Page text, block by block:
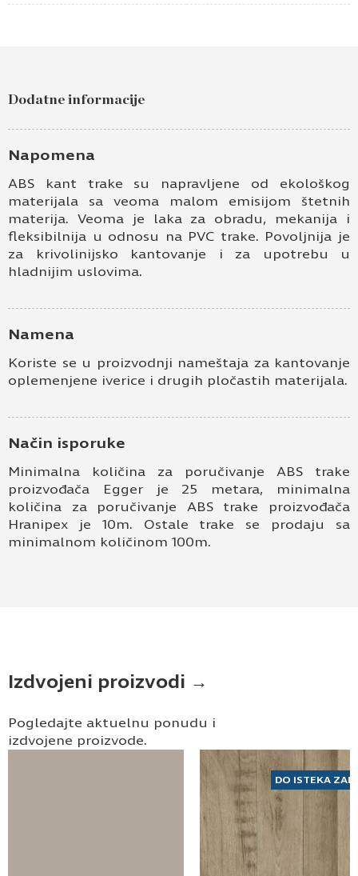
Dodatne informacije
Napomena
ABS kant trake su napravljene od ekološkog
materijala sa veoma malom emisijom štetnih
materija. Veoma je laka za obradu, mekanija i
fleksibilnija u odnosu na PVC trake. Povoljnija je
za krivolinijsko kantovanje i za upotrebu u
hladnijim uslovima.
Namena
Koriste se u proizvodnji nameštaja za kantovanje
oplemenjene iverice i drugih pločastih materijala.
Način isporuke
Minimalna količina za poručivanje ABS trake
proizvođača Egger je 25 metara, minimalna
količina za poručivanje ABS trake proizvođača
Hranipex je 10m. Ostale trake se prodaju sa
minimalnom količinom 100m.
Izdvojeni proizvodi →
Pogledajte aktuelnu ponudu i
izdvojene proizvode.
DO ISTEKA